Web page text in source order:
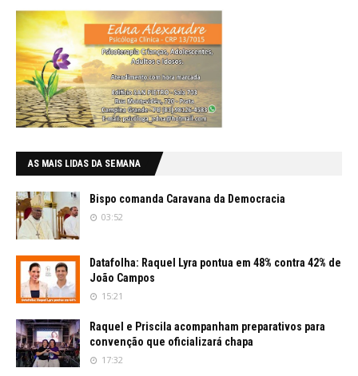
AS MAIS LIDAS DA SEMANA
Bispo comanda Caravana da Democracia
03:52
Datafolha: Raquel Lyra pontua em 48% contra 42% de
João Campos
15:21
Raquel e Priscila acompanham preparativos para
convenção que oficializará chapa
17:32